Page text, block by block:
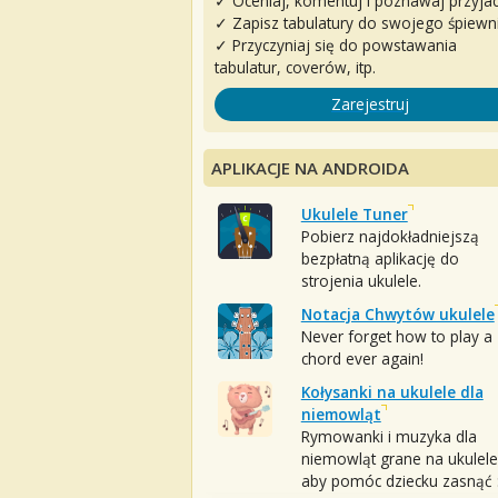
✓ Zapisz tabulatury do swojego
✓ Przyczyniaj się do powstawania
tabulatur, coverów, itp.
Zarejestruj
APLIKACJE NA ANDROIDA
Ukulele Tuner
Pobierz najdokładniejszą
bezpłatną aplikację do
strojenia ukulele.
Notacja Chwytów ukulele
Never forget how to play a
chord ever again!
Kołysanki na ukulele dla
niemowląt
Rymowanki i muzyka dla
niemowląt grane na
aby pomóc dziecku zasnąć